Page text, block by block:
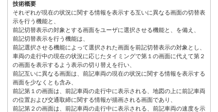
技術概要
それぞれが現在の状況に関する情報を表示する互いに異なる画面の切替表
示を行う機能と、
前記切替表示の対象とする画面をユーザに選択させる機能と、を備え、
前記切替表示を行う機能は、
前記選択させる機能によって選択された画面を前記切替表示の対象とし、
車両の走行中の現在の状況に応じたタイミングで第１の画面に代えて第２
の画面を表示するよう表示の切り替えを行い、
前記互いに異なる画面は、前記車両の現在の状況に関する情報を表示する
画面を少なくとも含み、
前記第１の画面は、前記車両の走行中に表示される、地図の上に前記車両
の位置および交通取締に関する情報が描画される画面であり、
前記第２の画面は、前記車両の走行中に表示される、前記車両の速度を示